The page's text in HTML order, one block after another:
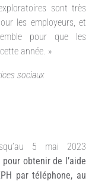
sont très
les employeurs, et
pour que les
année. »
sociaux
5 mai 2023
obtenir de l’aide
par téléphone, au